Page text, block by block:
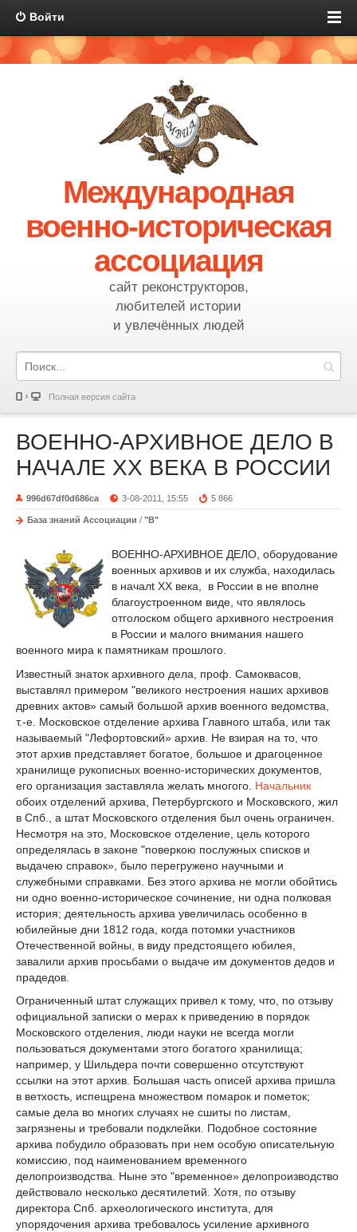
Войти
Международная
военно-историческая
ассоциация
сайт реконструкторов,
любителей истории
и увлечённых людей
Полная версия сайта
ВОЕННО-АРХИВНОЕ ДЕЛО В
НАЧАЛЕ XX ВЕКА В РОССИИ
996d67df0d686ca 3-08-2011, 15:55 5 866
База знаний Ассоциации / "В"
ВОЕННО-АРХИВНОЕ ДЕЛО, оборудование
военных архивов и их служба, находилась
в началt XX века, в России в не вполне
благоустроенном виде, что являлось
отголоском общего архивного нестроения
в России и малого внимания нашего
военного мира к памятникам прошлого.
Известный знаток архивного дела, проф. Самоквасов,
выставлял примером "великого нестроения наших архивов
древних актов» самый большой архив военного ведомства,
т.-е. Московское отделение архива Главного штаба, или так
называемый "Лефортовский» архив. Не взирая на то, что
этот архив представляет богатое, большое и драгоценное
хранилище рукописных военно-исторических документов,
его организация заставляла желать многого. Начальник
обоих отделений архива, Петербургского и Московского, жил
в Спб., а штат Московского отделения был очень ограничен.
Несмотря на это, Московское отделение, цель которого
определялась в законе "поверкою послужных списков и
выдачею справок», было перегружено научными и
служебными справками. Без этого архива не могли обойтись
ни одно военно-историческое сочинение, ни одна полковая
история; деятельность архива увеличилась особенно в
юбилейные дни 1812 года, когда потомки участников
Отечественной войны, в виду предстоящего юбилея,
завалили архив просьбами о выдаче им документов дедов и
прадедов.
Ограниченный штат служащих привел к тому, что, по отзыву
официальной записки о мерах к приведению в порядок
Московского отделения, люди науки не всегда могли
пользоваться документами этого богатого хранилища;
например, у Шильдера почти совершенно отсутствуют
ссылки на этот архив. Большая часть описей архива пришла
в ветхость, испещрена множеством помарок и пометок;
самые дела во многих случаях не сшиты по листам,
загрязнены и требовали подклейки. Подобное состояние
архива побудило образовать при нем особую описательную
комиссию, под наименованием временного
делопроизводства. Ныне это "временное» делопроизводство
действовало несколько десятилетий. Хотя, по отзыву
директора Спб. археологического института, для
упорядочения архива требовалось усиление архивного